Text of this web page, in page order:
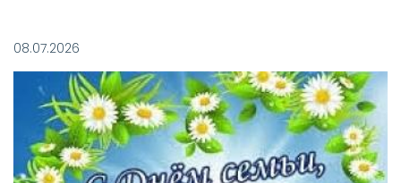
высококвалифицированных специалистов, которым предстоит
стать надежной опорой и строить будущее нашей великой
страны.
08.07.2026